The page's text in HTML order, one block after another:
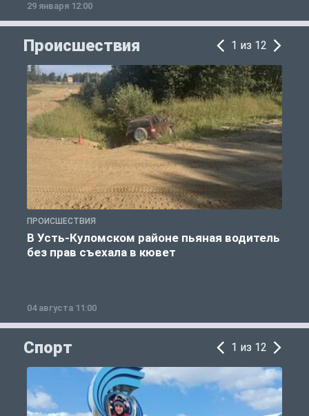
29 января 12:00
Происшествия 1 из 12
ПРОИСШЕСТВИЯ
В Усть-Куломском районе пьяная водитель
без прав съехала в кювет
04 августа 11:00
Спорт 1 из 12